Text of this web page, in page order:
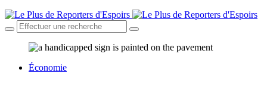
Économie